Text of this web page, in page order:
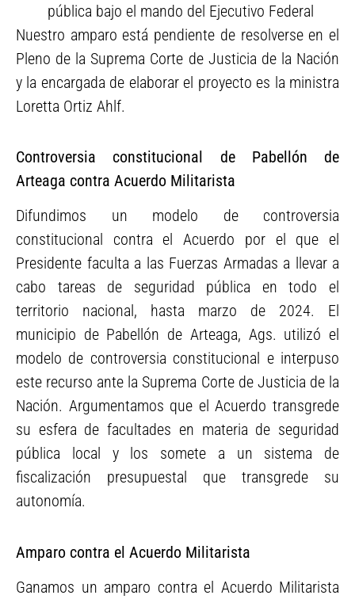
pública bajo el mando del Ejecutivo Federal
Nuestro amparo está pendiente de resolverse en el
Pleno de la Suprema Corte de Justicia de la Nación
y la encargada de elaborar el proyecto es la ministra
Loretta Ortiz Ahlf.
Controversia constitucional de Pabellón de
Arteaga contra Acuerdo Militarista
Difundimos un modelo de controversia
constitucional contra el Acuerdo por el que el
Presidente faculta a las Fuerzas Armadas a llevar a
cabo tareas de seguridad pública en todo el
territorio nacional, hasta marzo de 2024. El
municipio de Pabellón de Arteaga, Ags. utilizó el
modelo de controversia constitucional e interpuso
este recurso ante la Suprema Corte de Justicia de la
Nación. Argumentamos que el Acuerdo transgrede
su esfera de facultades en materia de seguridad
pública local y los somete a un sistema de
fiscalización presupuestal que transgrede su
autonomía.
Amparo contra el Acuerdo Militarista
Ganamos un amparo contra el Acuerdo Militarista